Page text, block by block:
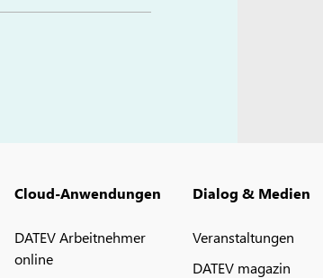
Cloud-Anwendungen
DATEV Arbeitnehmer
online
Dialog & Medien
Veranstaltungen
DATEV magazin